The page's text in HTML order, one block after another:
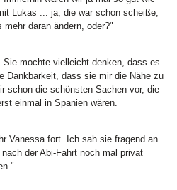
Lukas ... ja, die war schon scheiße,
daran ändern, oder?"
Sie mochte vielleicht denken, dass es
Dankbarkeit, dass sie mir die Nähe zu
schon die schönsten Sachen vor, die
einmal in Spanien wären.
Vanessa fort. Ich sah sie fragend an.
der Abi-Fahrt noch mal privat